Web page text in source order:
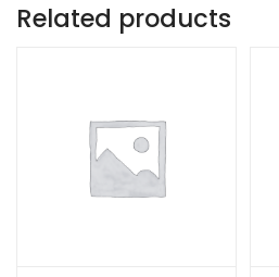
Related products